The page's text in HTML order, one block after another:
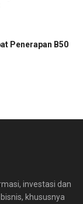
Penerapan B50
investasi dan
khususnya